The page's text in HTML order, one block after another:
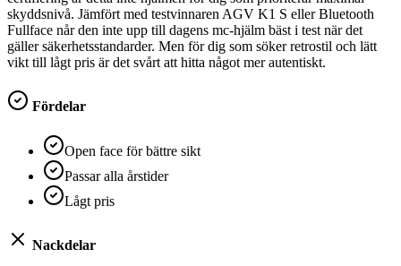
skyddsnivå. Jämfört med testvinnaren AGV K1 S eller Bluetooth
Fullface når den inte upp till dagens mc-hjälm bäst i test när det
gäller säkerhetsstandarder. Men för dig som söker retrostil och lätt
vikt till lågt pris är det svårt att hitta något mer autentiskt.
Fördelar
Open face för bättre sikt
Passar alla årstider
Lågt pris
Nackdelar